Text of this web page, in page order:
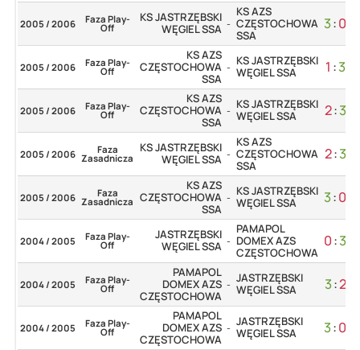
2005 / 2006 Faza Play-
Off
KS JASTRZĘBSKI
WĘGIEL SSA -
KS AZS
CZĘSTOCHOWA
SSA
3:0
2005 / 2006 Faza Play-
Off
KS AZS
CZĘSTOCHOWA
SSA
- KS JASTRZĘBSKI
WĘGIEL SSA
1 :3
2005 / 2006 Faza Play-
Off
KS AZS
CZĘSTOCHOWA
SSA
- KS JASTRZĘBSKI
WĘGIEL SSA
2:3
2005 / 2006 Faza
Zasadnicza
KS JASTRZĘBSKI
WĘGIEL SSA -
KS AZS
CZĘSTOCHOWA
SSA
2:3
2005 / 2006 Faza
Zasadnicza
KS AZS
CZĘSTOCHOWA
SSA
- KS JASTRZĘBSKI
WĘGIEL SSA
3:0
2004 / 2005 Faza Play-
Off
JASTRZĘBSKI
WĘGIEL SSA -
PAMAPOL
DOMEX AZS
CZĘSTOCHOWA
0:3
2004 / 2005 Faza Play-
Off
PAMAPOL
DOMEX AZS
CZĘSTOCHOWA
- JASTRZĘBSKI
WĘGIEL SSA
3:2
2004 / 2005 Faza Play-
Off
PAMAPOL
DOMEX AZS
CZĘSTOCHOWA
- JASTRZĘBSKI
WĘGIEL SSA
3:0